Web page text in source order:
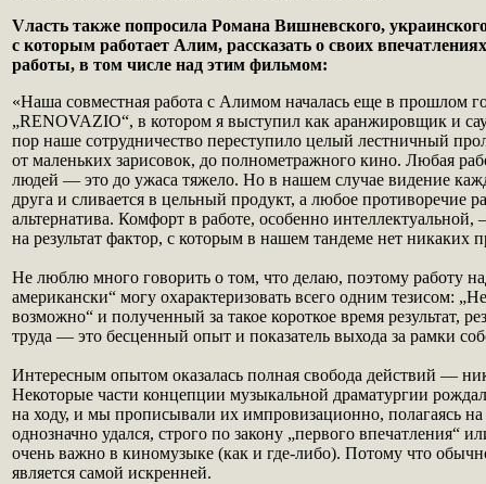
Vласть также попросила Романа Вишневского,
с которым работает Алим, рассказать о своих
работы, в том числе над этим фильмом:
«Наша совместная работа с Алимом началась еще в прошлом
„RENOVAZIO“, в котором я выступил как аранжировщик и
пор наше сотрудничество переступило целый лестничный
от маленьких зарисовок, до полнометражного кино. Любая
людей — это до ужаса тяжело. Но в нашем случае видение
друга и сливается в цельный продукт, а любое противоречие
альтернатива. Комфорт в работе, особенно
на результат фактор, с которым в нашем тандеме нет никаких
Не люблю много говорить о том, что делаю, поэтому работу
американски“ могу охарактеризовать всего одним тезисом:
возможно“ и полученный за такое короткое время результат,
труда — это бесценный опыт и показатель выхода за рамки
Интересным опытом оказалась полная свобода действий —
Некоторые части концепции музыкальной драматургии
на ходу, и мы прописывали их импровизационно, полагаясь
однозначно удался, строго по закону „первого впечатления“
очень важно в киномузыке (как и где-либо). Потому что
является самой искренней.